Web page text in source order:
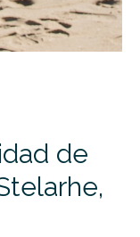
de